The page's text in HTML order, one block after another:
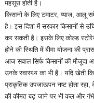
महसूस होती है।
किसानों के लिए टमाटर, प्याज, आलू
है। इस दिशा में सरकार किसानों से
कर सकती है। इसके लिए कोल्ड
होने की स्थिति में बीमा योजना की
आज सवाल सिर्फ किसानों की
उनके स्वास्थ्य का भी है। यदि खेती
प्राकृतिक उपजाऊपन नष्ट होता
की कीमत बढ़ जाने पर भी कल और